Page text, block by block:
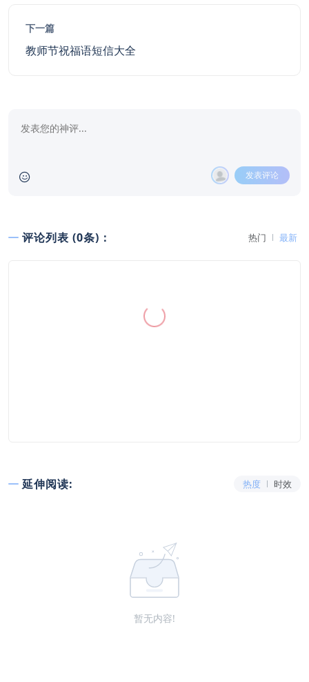
下一篇
教师节祝福语短信大全
发表评论
评论列表 (0条)： 热门 最新
延伸阅读: 热度 时效
暂无内容!